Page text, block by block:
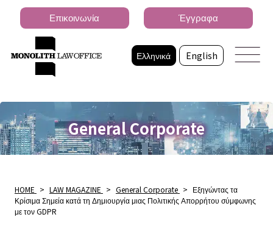
Ελληνικά English
Επικοινωνία Έγγραφα
General Corporate
HOME > LAW MAGAZINE > General Corporate > Εξηγώντας τα
Κρίσιμα Σημεία κατά τη Δημιουργία μιας Πολιτικής Απορρήτου σύμφωνης
με τον GDPR